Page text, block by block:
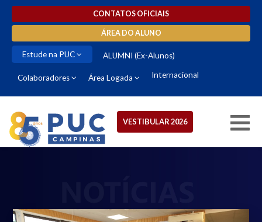
CONTATOS OFICIAIS
ÁREA DO ALUNO
Estude na PUC ALUMNI (Ex-Alunos)
Colaboradores Área Logada Internacional
VESTIBULAR 2026